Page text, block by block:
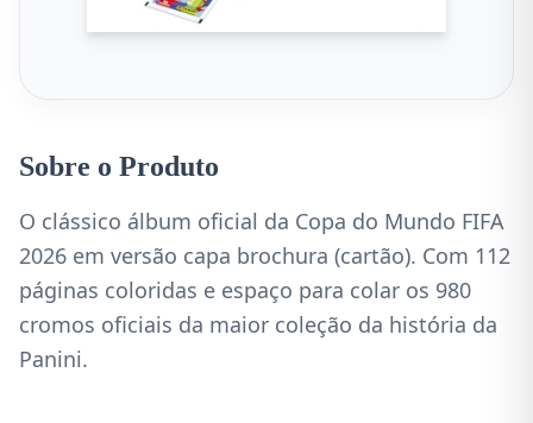
Sobre o Produto
O clássico álbum oficial da Copa do Mundo FIFA
2026 em versão capa brochura (cartão). Com 112
páginas coloridas e espaço para colar os 980
cromos oficiais da maior coleção da história da
Panini.